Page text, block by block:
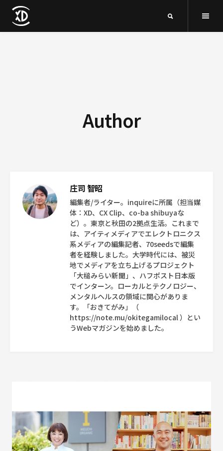
Author
庄司 智昭
編集者/ライター。inquireに所属（担当媒
体：XD、CX Clip、co-ba shibuyaな
ど）。東京と秋田の2拠点生活。これまで
は、アイティメディアでエレクトロニクス
系メディアの編集記者、70seedsで編集
者を経験しました。大学時代には、被災
地でメディアを立ち上げるプロジェクト
「大槌みらい新聞」、ハフポスト日本版
でインターン。ローカルとテクノロジー、
メンタルヘルスの領域に関心がありま
す。「おきてがみ」（
https://note.mu/okitegamilocal ）とい
うWebマガジンを始めました。